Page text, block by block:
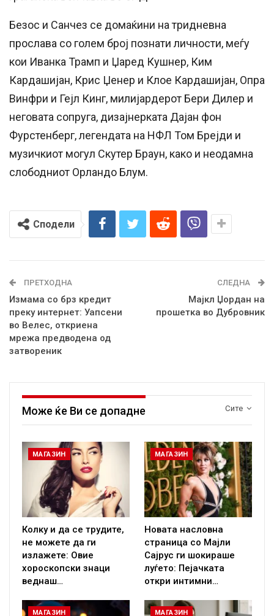
Безос и Санчез се домаќини на тридневна
прослава со голем број познати личности, меѓу
кои Иванка Трамп и Џаред Кушнер, Ким
Кардашијан, Крис Џенер и Клое Кардашијан, Опра
Винфри и Гејл Кинг, милијардерот Бери Дилер и
неговата сопруга, дизајнерката Дајан фон
Фурстенберг, легендата на НФЛ Том Брејди и
музичкиот могул Скутер Браун, како и неодамна
слободниот Орландо Блум.
Сподели
ПРЕТХОДНА
Измама со брз кредит
преку интернет: Уапсени
во Велес, откриена
мрежа предводена од
затвореник
СЛЕДНА
Мајкл Џордан на
прошетка во Дубровник
Сите
Може ќе Ви се допадне
МАГАЗИН
Колку и да се трудите,
не можете да ги
излажете: Овие
хороскопски знаци
веднаш…
МАГАЗИН
Новата насловна
страница со Мајли
Сајрус ги шокираше
луѓето: Пејачката
откри интимни…
МАГАЗИН МАГАЗИН